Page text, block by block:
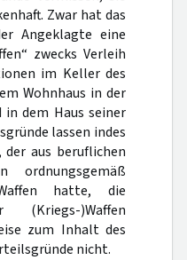
Zwar hat das
Angeklagte eine
zwecks Verleih
im Keller des
Wohnhaus in der
in dem Haus seiner
lassen indes
aus beruflichen
ordnungsgemäß
hatte, die
(Kriegs-)Waffen
zum Inhalt des
nicht.